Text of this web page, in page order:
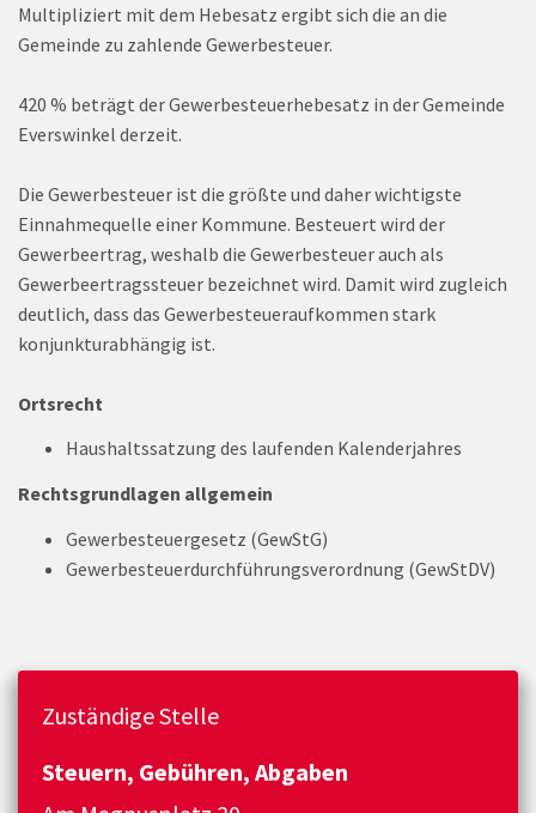
Multipliziert mit dem Hebesatz ergibt sich die an die
Gemeinde zu zahlende Gewerbesteuer.
420 % beträgt der Gewerbesteuerhebesatz in der Gemeinde
Everswinkel derzeit.
Die Gewerbesteuer ist die größte und daher wichtigste
Einnahmequelle einer Kommune. Besteuert wird der
Gewerbeertrag, weshalb die Gewerbesteuer auch als
Gewerbeertragssteuer bezeichnet wird. Damit wird zugleich
deutlich, dass das Gewerbesteueraufkommen stark
konjunkturabhängig ist.
Ortsrecht
Haushaltssatzung des laufenden Kalenderjahres
Rechtsgrundlagen allgemein
Gewerbesteuergesetz (GewStG)
Gewerbesteuerdurchführungsverordnung (GewStDV)
Zuständige Stelle
Steuern, Gebühren, Abgaben